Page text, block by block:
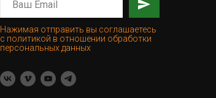
Нажимая отправить вы соглашаетесь
с политикой в отношении обработки
персональных данных